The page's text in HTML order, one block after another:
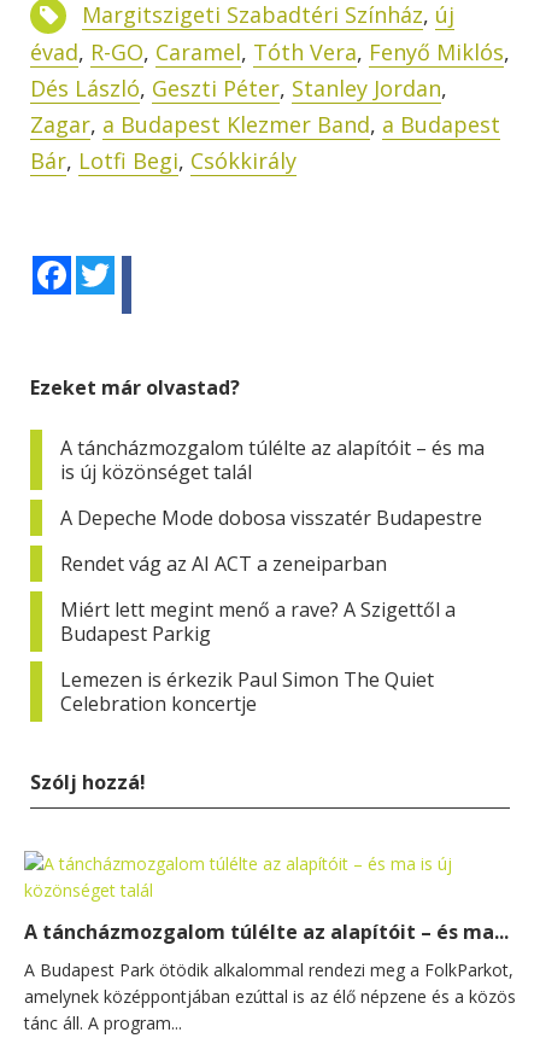
Margitszigeti Szabadtéri Színház, új
évad, R-GO, Caramel, Tóth Vera, Fenyő Miklós,
Dés László, Geszti Péter, Stanley Jordan,
Zagar, a Budapest Klezmer Band, a Budapest
Bár, Lotfi Begi, Csókkirály
Facebook
Ezeket már olvastad?
A táncházmozgalom túlélte az alapítóit – és ma
is új közönséget talál
A Depeche Mode dobosa visszatér Budapestre
Rendet vág az AI ACT a zeneiparban
Miért lett megint menő a rave? A Szigettől a
Budapest Parkig
Lemezen is érkezik Paul Simon The Quiet
Celebration koncertje
Szólj hozzá!
A táncházmozgalom túlélte az alapítóit – és ma...
A Budapest Park ötödik alkalommal rendezi meg a FolkParkot,
amelynek középpontjában ezúttal is az élő népzene és a közös
tánc áll. A program...